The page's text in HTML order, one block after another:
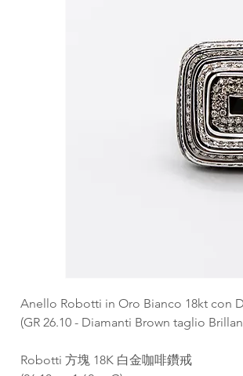
Anello Robotti in Oro Bianco 18kt con
(GR 26.10 - Diamanti Brown taglio
Robotti 方塊 18K 白金咖啡鑽戒